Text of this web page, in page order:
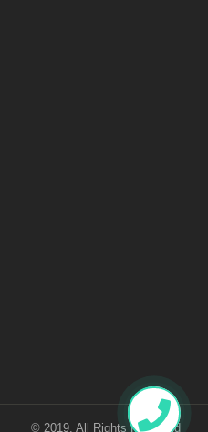
© 2019. All Rights Reserved